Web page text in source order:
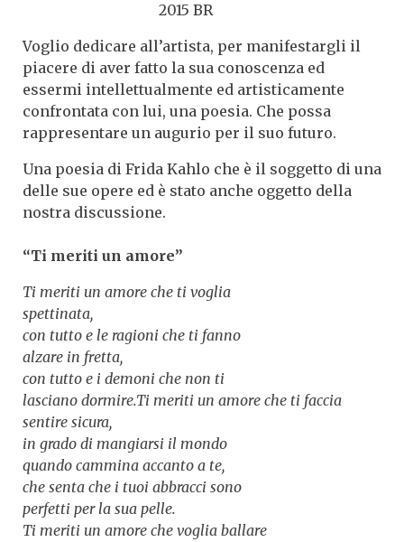
2015 BR
Voglio dedicare all’artista, per manifestargli il
piacere di aver fatto la sua conoscenza ed
essermi intellettualmente ed artisticamente
confrontata con lui, una poesia. Che possa
rappresentare un augurio per il suo futuro.
Una poesia di Frida Kahlo che è il soggetto di una
delle sue opere ed è stato anche oggetto della
nostra discussione.
“Ti meriti un amore”
Ti meriti un amore che ti voglia
spettinata,
con tutto e le ragioni che ti fanno
alzare in fretta,
con tutto e i demoni che non ti
lasciano dormire.Ti meriti un amore che ti faccia
sentire sicura,
in grado di mangiarsi il mondo
quando cammina accanto a te,
che senta che i tuoi abbracci sono
perfetti per la sua pelle.
Ti meriti un amore che voglia ballare